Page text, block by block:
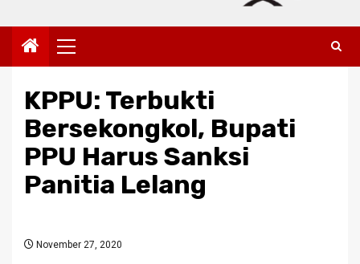
Primary
Menu
KPPU: Terbukti
Bersekongkol, Bupati
PPU Harus Sanksi
Panitia Lelang
November 27, 2020